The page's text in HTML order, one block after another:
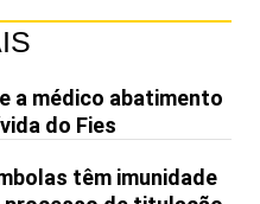
a médico abatimento
do Fies
têm imunidade